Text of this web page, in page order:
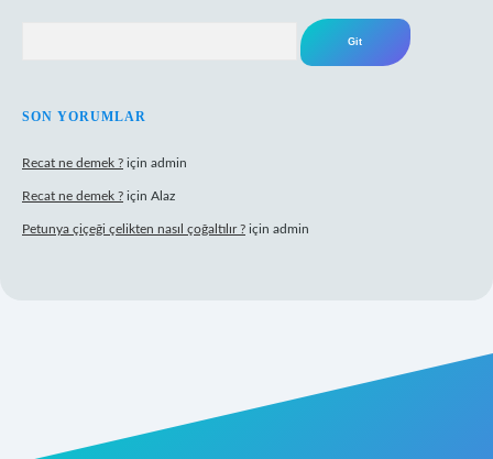
SON YORUMLAR
Recat ne demek ? için admin
Recat ne demek ? için Alaz
Petunya çiçeği çelikten nasıl çoğaltılır ? için admin